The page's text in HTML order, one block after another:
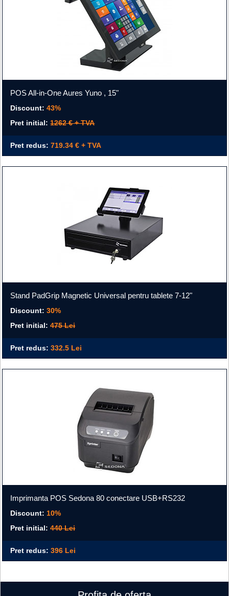
POS All-in-One Aures Yuno , 15"
Discount:43%
Pret initial:1262 € + TVA
Pret redus:719.34 € + TVA
Stand PadGrip Magnetic Universal pentru tablete 7-12"
Discount:30%
Pret initial:475 Lei
Pret redus:332.5 Lei
Imprimanta POS Sedona 80 conectare USB+RS232
Discount: 10%
Pret initial:440 Lei
Pret redus:396 Lei